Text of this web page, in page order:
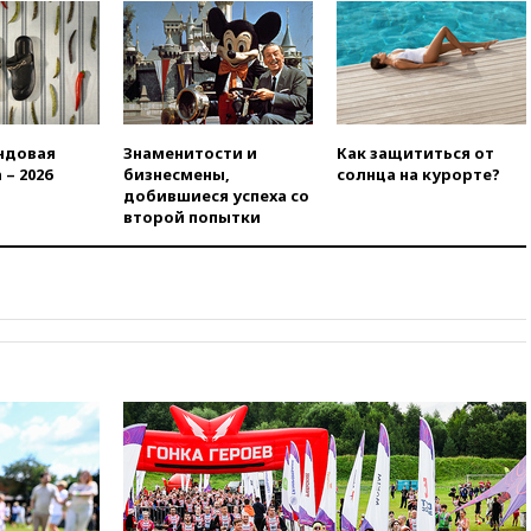
вчера, 21:35Машков: в РФ
подготовили концепцию
развития театрального
искусства до 2035 года
вчера, 21:21Правительство
РФ разрешило продажу
бензина старых
экологических классов
Машковым 150-летие Союза
сбила 200 украинских
беспилотников
вчера, 20:20Третий комплект
золотых медалей выиграли на
ЧЕ российские синхронистки
2026
Знаменитости и
бизнесмены,
добившиеся успеха со
второй попытки
Как защититься от
солнца на курорте?